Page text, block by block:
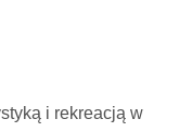
i rekreacją w